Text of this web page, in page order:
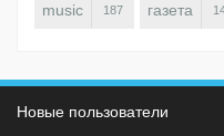
music 187 газета
Новые пользователи